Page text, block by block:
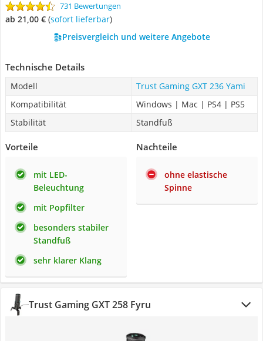
731 Bewertungen
ab 21,00 € ( Sofort lieferbar)
Preisvergleich und weitere Angebote
Technische Details
Modell
Trust Gaming GXT 236 Yami
Kompatibilität
Windows | Mac | PS4 | PS5
Stabilität
Standfuß
Vorteile
mit LED-
Beleuchtung
mit Popfilter
besonders stabiler
Standfuß
sehr klarer Klang
Nachteile
ohne elastische
Spinne
Trust Gaming GXT 258 Fyru